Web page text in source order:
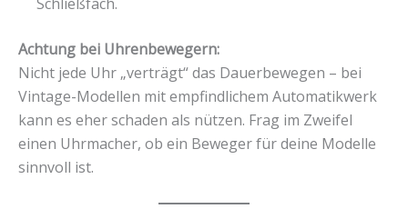
Achtung bei Uhrenbewegern:
Nicht jede Uhr „verträgt“ das Dauerbewegen – bei
Vintage-Modellen mit empfindlichem Automatikwerk
kann es eher schaden als nützen. Frag im Zweifel
einen Uhrmacher, ob ein Beweger für deine Modelle
sinnvoll ist.